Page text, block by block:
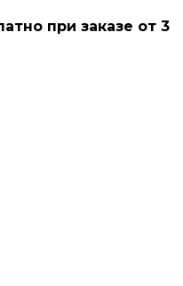
при заказе от 3